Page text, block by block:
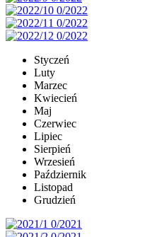
Styczeń
Luty
Marzec
Kwiecień
Maj
Czerwiec
Lipiec
Sierpień
Wrzesień
Październik
Listopad
Grudzień